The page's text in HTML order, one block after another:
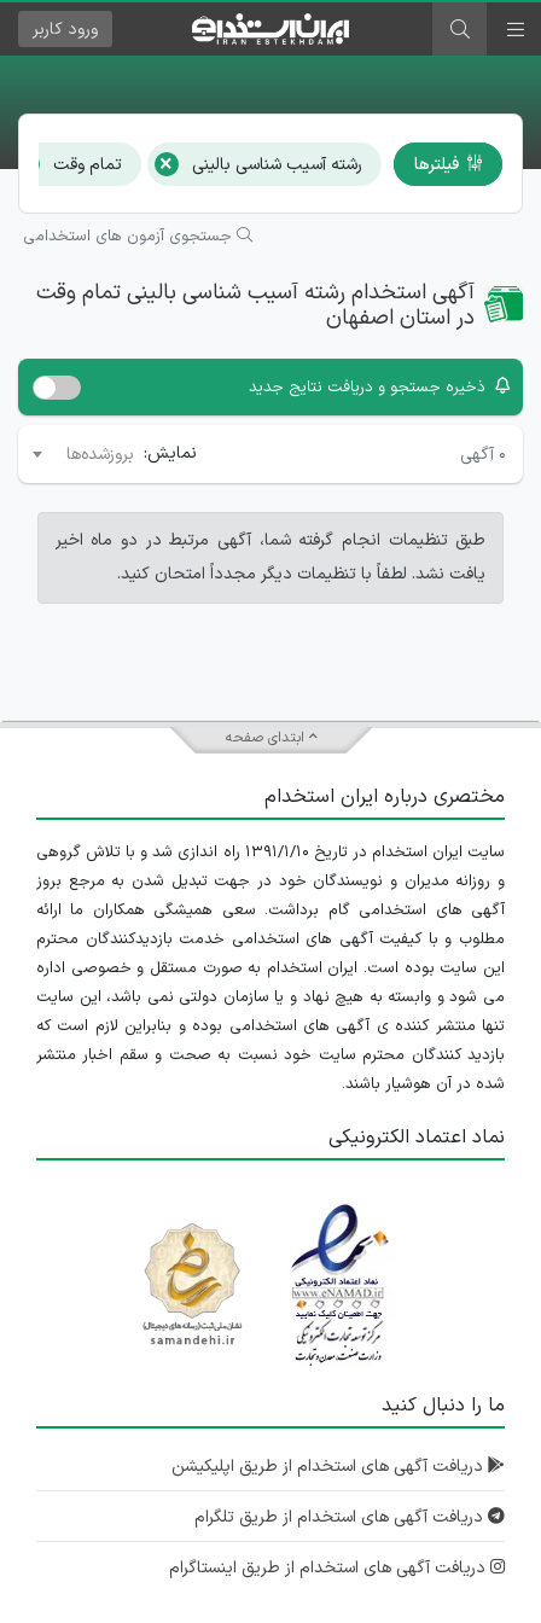
ورود کاربر
فیلترها رشته آسیب شناسی بالینی × تمام وقت
جستجوی آزمون های استخدامی
آگهی استخدام رشته آسیب شناسی بالینی تمام وقت
در استان اصفهان
ذخیره جستجو و دریافت نتایج جدید
۰ آگهی نمایش: بروزشده‌ها
طبق تنظیمات انجام گرفته شما، آگهی مرتبط در دو ماه اخیر
یافت نشد. لطفاً با تنظیمات دیگر مجدداً امتحان کنید.
ابتدای صفحه
مختصری درباره ایران استخدام
سایت ایران استخدام در تاریخ ۱۳۹۱/۱/۱۰ راه اندازی شد و با تلاش گروهی
و روزانه مدیران و نویسندگان خود در جهت تبدیل شدن به مرجع بروز
آگهی های استخدامی گام برداشت. سعی همیشگی همکاران ما ارائه
مطلوب و با کیفیت آگهی های استخدامی خدمت بازدیدکنندگان محترم
این سایت بوده است. ایران استخدام به صورت مستقل و خصوصی اداره
می شود و وابسته به هیچ نهاد و یا سازمان دولتی نمی باشد، این سایت
تنها منتشر کننده ی آگهی های استخدامی بوده و بنابراین لازم است که
بازدید کنندگان محترم سایت خود نسبت به صحت و سقم اخبار منتشر
شده در آن هوشیار باشند.
نماد اعتماد الکترونیکی
ما را دنبال کنید
دریافت آگهی های استخدام از طریق اپلیکیشن
دریافت آگهی های استخدام از طریق تلگرام
دریافت آگهی های استخدام از طریق اینستاگرام